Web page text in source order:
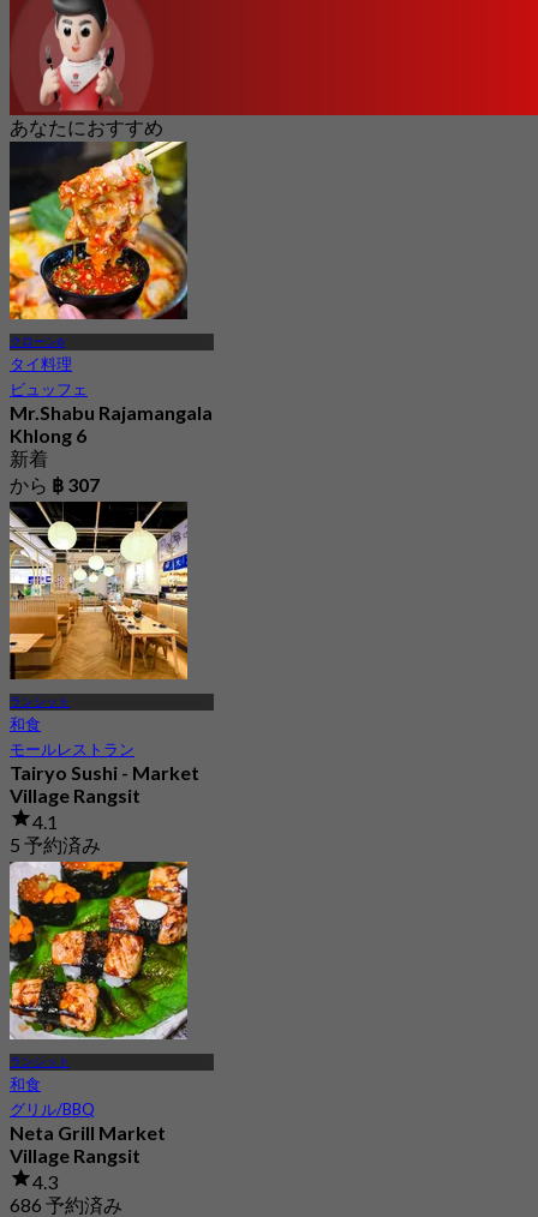
あなたにおすすめ
クローン6
タイ料理
ビュッフェ
Mr.Shabu Rajamangala
Khlong 6
新着
から ฿ 307
ランシット
和食
モールレストラン
Tairyo Sushi - Market
Village Rangsit
4.1
5 予約済み
から฿ 1,199
ランシット
和食
グリル/BBQ
Neta Grill Market
Village Rangsit
4.3
686 予約済み